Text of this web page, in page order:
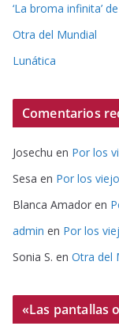
‘La broma infinita’
Otra del Mundial
Lunática
Comentarios
Josechu en Por los
Sesa en Por los
Blanca Amador en
admin en Por los
Sonia S. en Otra del
«Las pantallas